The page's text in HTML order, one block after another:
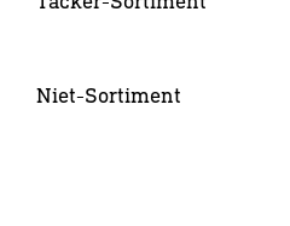
Hammertacker
Niet-Sortiment